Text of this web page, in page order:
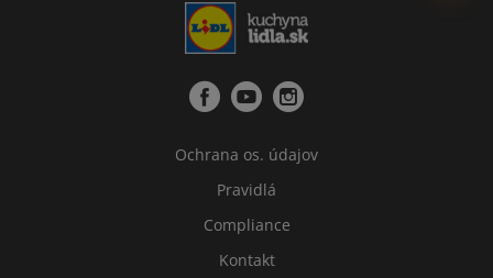
Ochrana os. údajov
Pravidlá
Compliance
Kontakt